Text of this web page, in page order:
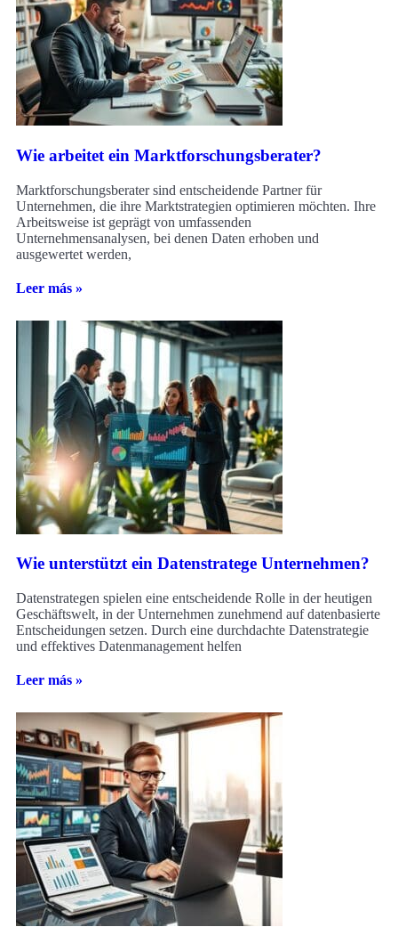
Wie arbeitet ein Marktforschungsberater?
Marktforschungsberater sind entscheidende Partner für
Unternehmen, die ihre Marktstrategien optimieren möchten. Ihre
Arbeitsweise ist geprägt von umfassenden
Unternehmensanalysen, bei denen Daten erhoben und
ausgewertet werden,
Leer más »
Wie unterstützt ein Datenstratege Unternehmen?
Datenstrategen spielen eine entscheidende Rolle in der heutigen
Geschäftswelt, in der Unternehmen zunehmend auf datenbasierte
Entscheidungen setzen. Durch eine durchdachte Datenstrategie
und effektives Datenmanagement helfen
Leer más »